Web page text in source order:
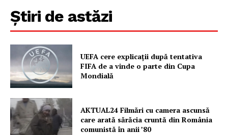
PRESShub
Despre noi / Echipa
Proiecte editoriale
Rețea
Contact
Știri de astăzi
UEFA cere explicații după tentativa
FIFA de a vinde o parte din Cupa
Mondială
AKTUAL24 Filmări cu camera ascunsă
care arată sărăcia cruntă din România
comunistă în anii ’80